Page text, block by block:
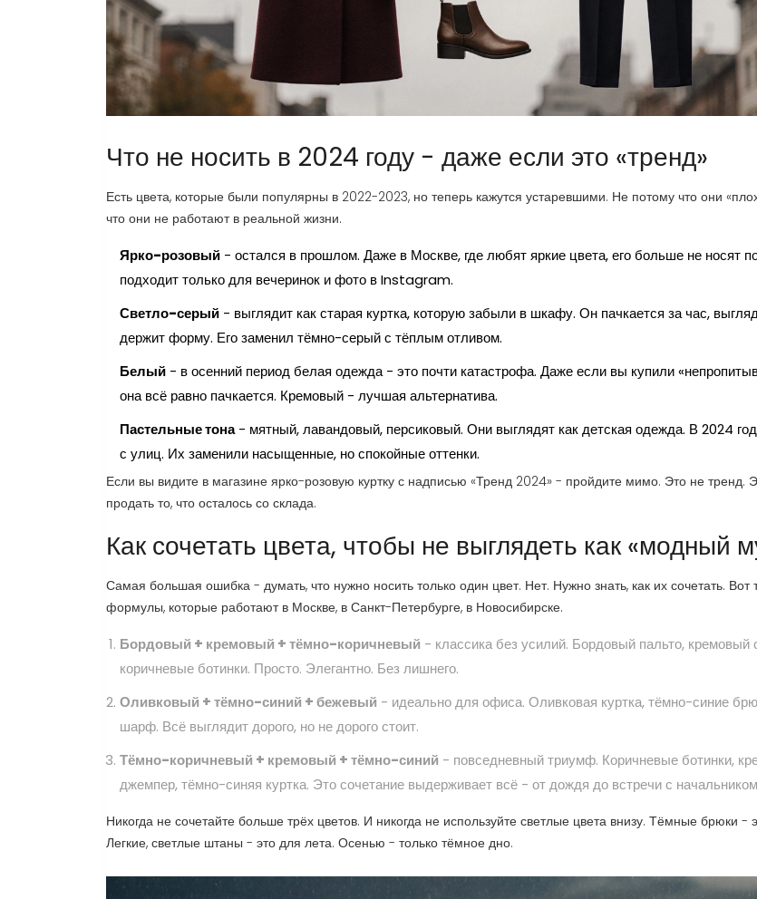
Что не носить в 2024 году - даже если это «тренд»
Есть цвета, которые были популярны в 2022-2023, но теперь кажутся устаревшими. Не потому что они
что они не работают в реальной жизни.
Ярко-розовый - остался в прошлом. Даже в Москве, где любят яркие цвета, его больше не носят
подходит только для вечеринок и фото в Instagram.
Светло-серый - выглядит как старая куртка, которую забыли в шкафу. Он пачкается за час,
держит форму. Его заменил тёмно-серый с тёплым отливом.
Белый - в осенний период белая одежда - это почти катастрофа. Даже если вы купили
она всё равно пачкается. Кремовый - лучшая альтернатива.
Пастельные тона- мятный, лавандовый, персиковый. Они выглядят как детская одежда. В 2024
с улиц. Их заменили насыщенные, но спокойные оттенки.
Если вы видите в магазине ярко-розовую куртку с надписью «Тренд 2024» - пройдите мимо. Это не тренд.
продать то, что осталось со склада.
Как сочетать цвета, чтобы не выглядеть как «модный
Самая большая ошибка - думать, что нужно носить только один цвет. Нет. Нужно знать, как их сочетать. Вот
формулы, которые работают в Москве, в Санкт-Петербурге, в Новосибирске.
Бордовый + кремовый + тёмно-коричневый - классика без усилий. Бордовый пальто, кремовый
коричневые ботинки. Просто. Элегантно. Без лишнего.
Оливковый + тёмно-синий + бежевый - идеально для офиса. Оливковая куртка, тёмно-синие
шарф. Всё выглядит дорого, но не дорого стоит.
Тёмно-коричневый + кремовый + тёмно-синий - повседневный триумф. Коричневые ботинки,
джемпер, тёмно-синяя куртка. Это сочетание выдерживает всё - от дождя до встречи с
Никогда не сочетайте больше трёх цветов. И никогда не используйте светлые цвета внизу. Тёмные брюки -
Легкие, светлые штаны - это для лета. Осенью - только тёмное дно.